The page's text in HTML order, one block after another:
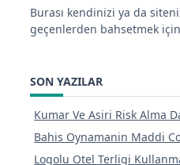
Burası kendinizi ya da
geçenlerden bahsetmek
SON YAZILAR
Kumar Ve Asiri Risk Alma
Bahis Oynamanin Maddi
Logolu Otel Terligi